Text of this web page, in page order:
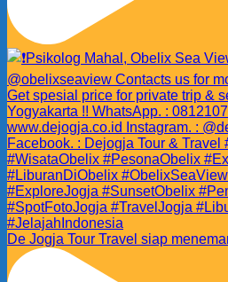
De Jogja Tour Travel siap